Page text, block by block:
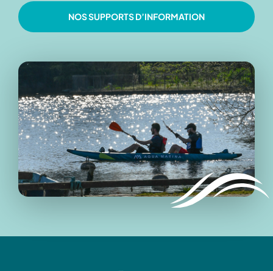
NOS SUPPORTS D’INFORMATION